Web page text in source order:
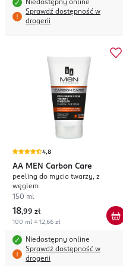
Niedostępny online
Sprawdź dostępność w
drogerii
4,8
AA MEN Carbon Care
peeling do mycia twarzy, z
węglem
150 ml
18,99 zł
100 ml = 12,66 zł
Niedostępny online
Sprawdź dostępność w
drogerii